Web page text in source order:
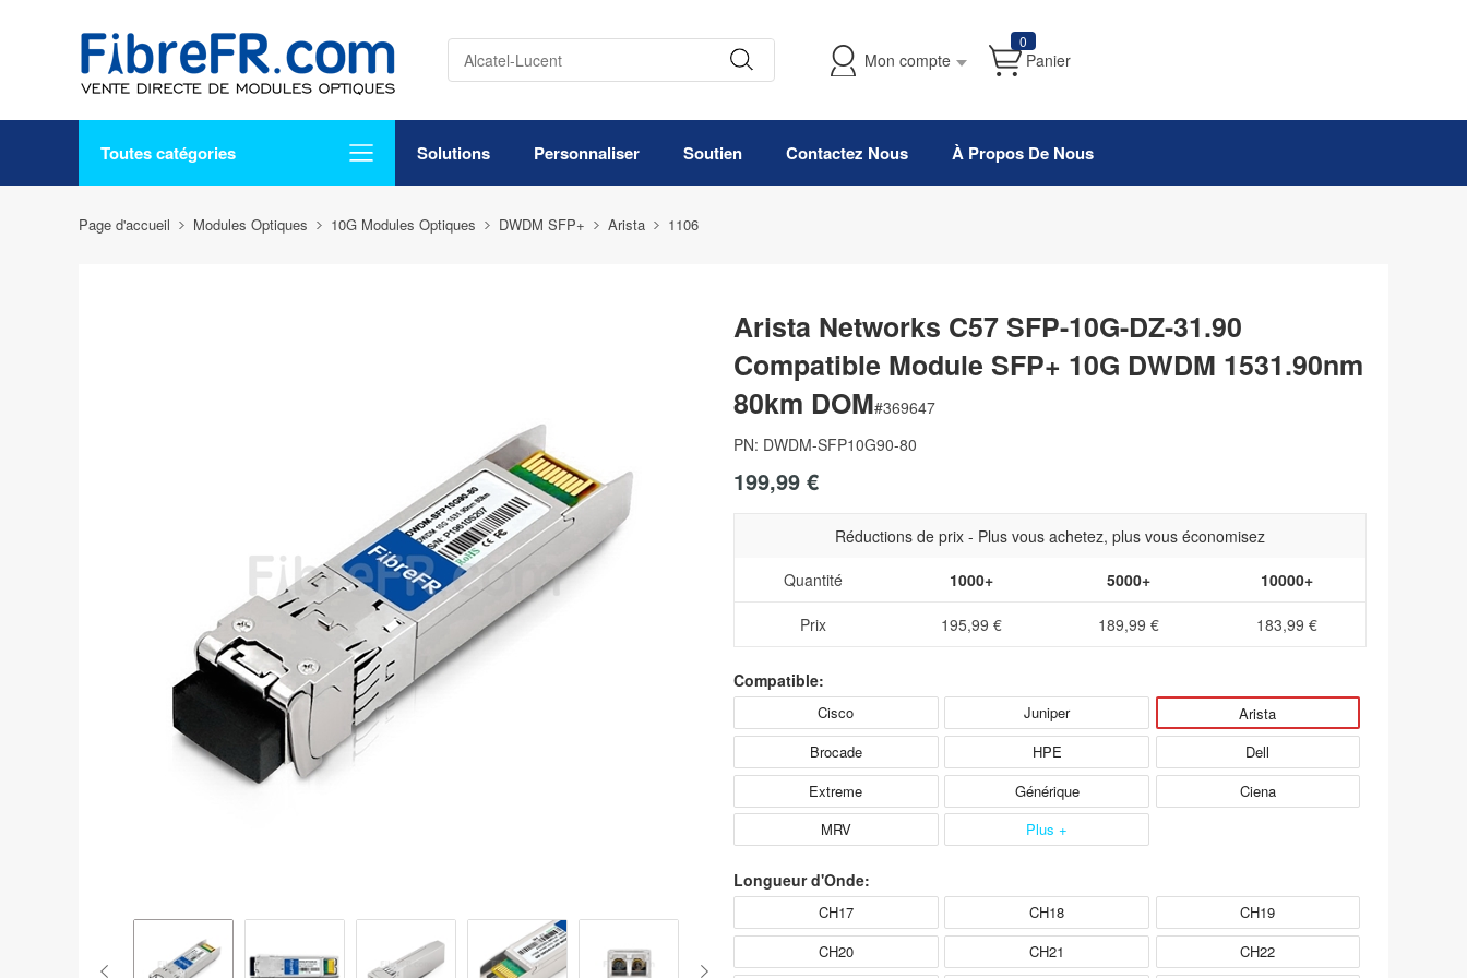
Mon compte
0
Panier
Toutes catégories Solutions Personnaliser Soutien Contactez Nous À Propos De Nous
Page d'accueil Modules Optiques 10G Modules Optiques DWDM SFP+ Arista 1106
Arista Networks C57 SFP-10G-DZ-31.90
Compatible Module SFP+ 10G DWDM 1531.90nm
80km DOM#369647
PN: DWDM-SFP10G90-80
199,99 €
Réductions de prix - Plus vous achetez, plus vous économisez
Quantité
1000+ 5000+ 10000+
Prix 195,99 € 189,99 € 183,99 €
Compatible:
Cisco Juniper
Arista
Brocade
HPE
Dell
Extreme
Générique
Ciena
MRV
Plus +
Longueur d'Onde:
CH17 CH18
CH19
CH20
CH21
CH22